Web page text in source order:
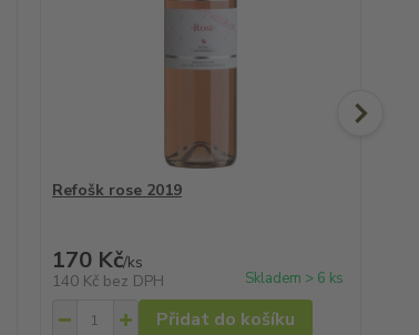
Refošk rose 2019
170 Kč/ks
140 Kč bez DPH Skladem > 6 ks
Přidat do košíku